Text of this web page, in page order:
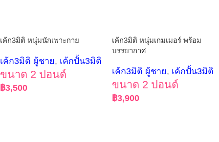
เค้ก3มิติ หนุ่มนักเพาะกาย
เค้ก3มิติ ผู้ชาย, เค้กปั้น3มิติ
ขนาด 2 ปอนด์
฿3,500
เค้ก3มิติ หนุ่มเกมเมอร์ พร้อม
บรรยากาศ
เค้ก3มิติ ผู้ชาย, เค้กปั้น3มิติ
ขนาด 2 ปอนด์
฿3,900